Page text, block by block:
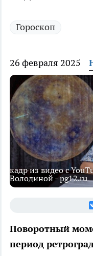
Гороскоп
26 февраля 2025
кадр из видео с
Володиной - pg12.ru
Поворотный
период